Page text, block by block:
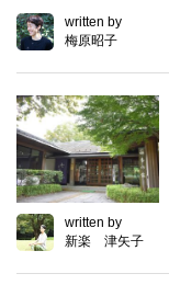
written by
梅原昭子
written by
新楽 津矢子